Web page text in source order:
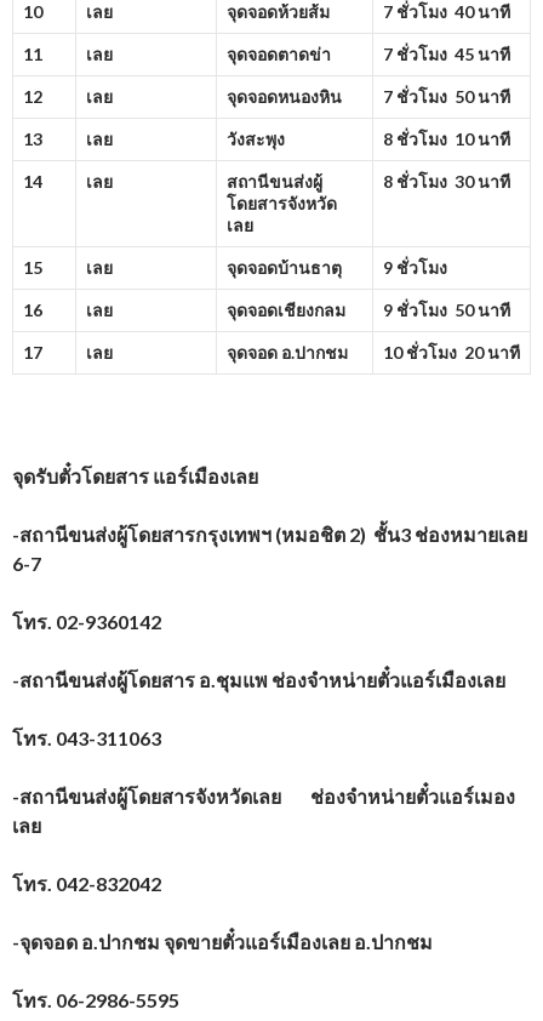
10 เลย จุดจอดห้วยส้ม 7 ชั่วโมง 40 นาที
11 เลย จุดจอดตาดข่า 7 ชั่วโมง 45 นาที
12 เลย จุดจอดหนองหิน 7 ชั่วโมง 50 นาที
13 เลย วังสะพุง 8 ชั่วโมง 10 นาที
14 เลย
สถานีขนส่งผู้
โดยสารจังหวัด
เลย
8 ชั่วโมง 30 นาที
15 เลย จุดจอดบ้านธาตุ 9 ชั่วโมง
16 เลย จุดจอดเชียงกลม 9 ชั่วโมง 50 นาที
17 เลย จุดจอด อ.ปากชม 10 ชั่วโมง 20 นาที
จุดรับตั๋วโดยสาร แอร์เมืองเลย
-สถานีขนส่งผู้โดยสารกรุงเทพฯ (หมอชิต 2) ชั้น3 ช่องหมายเลย
6-7
โทร. 02-9360142
-สถานีขนส่งผู้โดยสาร อ.ชุมแพ ช่องจำหน่ายตั๋วแอร์เมืองเลย
โทร. 043-311063
-สถานีขนส่งผู้โดยสารจังหวัดเลย ช่องจำหน่ายตั๋วแอร์เมอง
เลย
โทร. 042-832042
-จุดจอด อ.ปากชม จุดขายตั๋วแอร์เมืองเลย อ.ปากชม
โทร. 06-2986-5595